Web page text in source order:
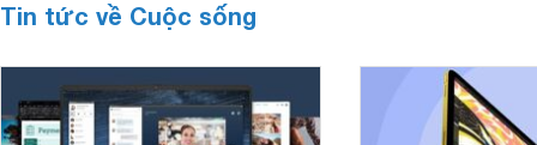
Tin tức về Cuộc sống